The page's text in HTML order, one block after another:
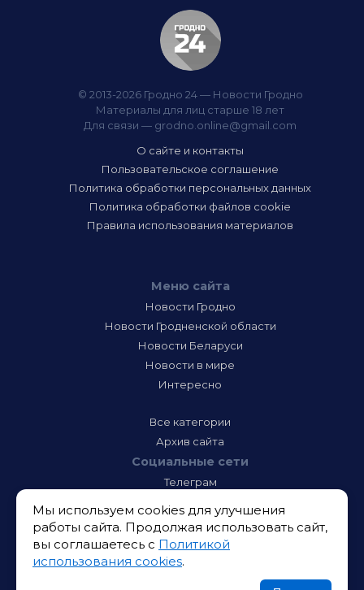
© 2013-2026 Гродно 24 — Новости Гродно
Материалы для лиц старше 18 лет
Для связи — grodno.online@gmail.com
О сайте и контакты
Пользовательское соглашение
Политика обработки персональных данных
Политика обработки файлов cookie
Правила использования материалов
Меню сайта
Новости Гродно
Новости Гродненской области
Новости Беларуси
Новости в мире
Интересно
Все категории
Архив сайта
Социальные сети
Телеграм
Инстаграм
Тик-Ток
Одноклассники
ВК
Мы используем cookies для улучшения
работы сайта. Продолжая использовать сайт,
вы соглашаетесь с Политикой
использования cookies.